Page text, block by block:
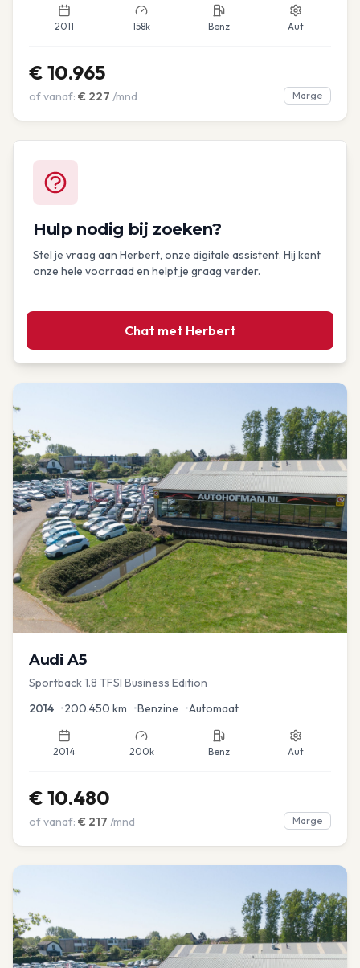
2011 158k Benz Aut
€ 10.965
of vanaf: € 227 /mnd Marge
Hulp nodig bij zoeken?
Stel je vraag aan Herbert, onze digitale assistent. Hij kent
onze hele voorraad en helpt je graag verder.
Chat met Herbert
Audi A5
Sportback 1.8 TFSI Business Edition
2014 •200.450 km •Benzine •Automaat
2014 200k Benz Aut
€ 10.480
of vanaf: € 217 /mnd Marge